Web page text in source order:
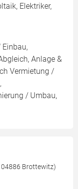
Elektriker,
Anlage &
Vermietung /
/ Umbau,
04886 Brottewitz)